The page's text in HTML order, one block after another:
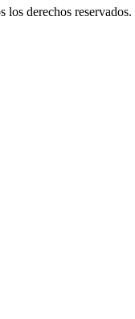
derechos